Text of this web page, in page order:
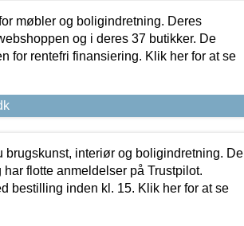
møbler og boligindretning. Deres
og i deres 37 butikker. De
for rentefri finansiering. Klik her for at se
brugskunst, interiør og boligindretning. De
flotte anmeldelser på Trustpilot.
bestilling inden kl. 15. Klik her for at se